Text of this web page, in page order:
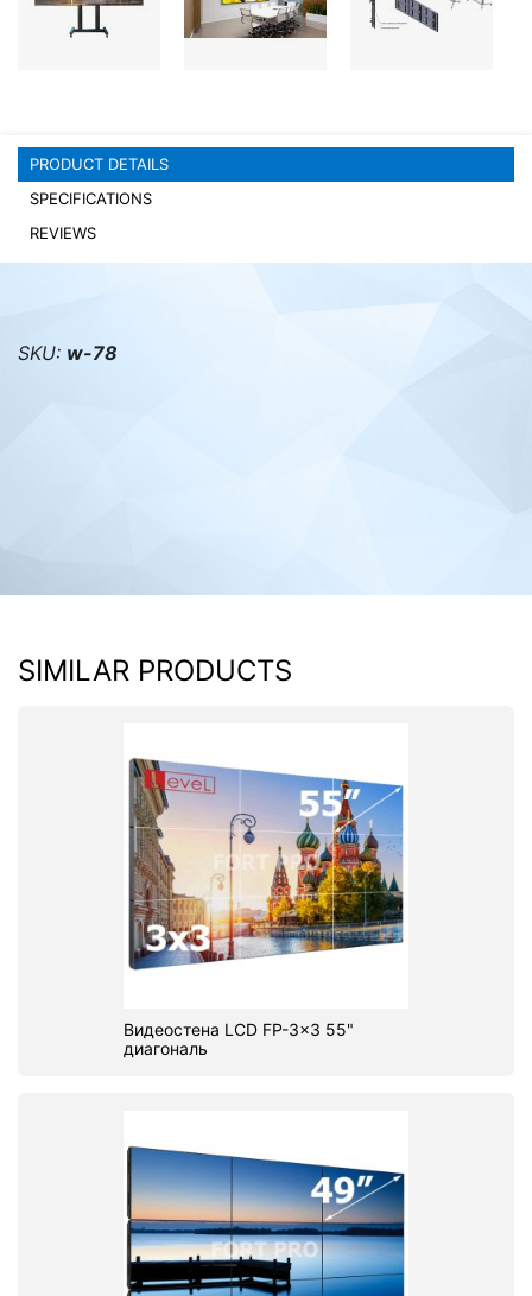
PC components
PRODUCT DETAILS
SPECIFICATIONS
REVIEWS
SKU: w-78
SIMILAR PRODUCTS
Видеостена LCD FP-3x3 55"
диагональ